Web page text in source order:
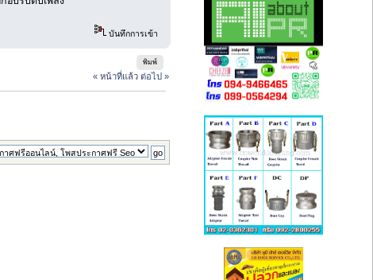
บันทึกการเข้า
พิมพ์
« หน้าที่แล้ว ต่อไป »